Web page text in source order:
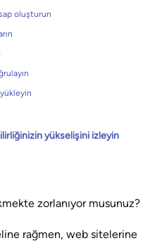
oluşturun
yükselişini izleyin
zorlanıyor musunuz?
rağmen, web sitelerine